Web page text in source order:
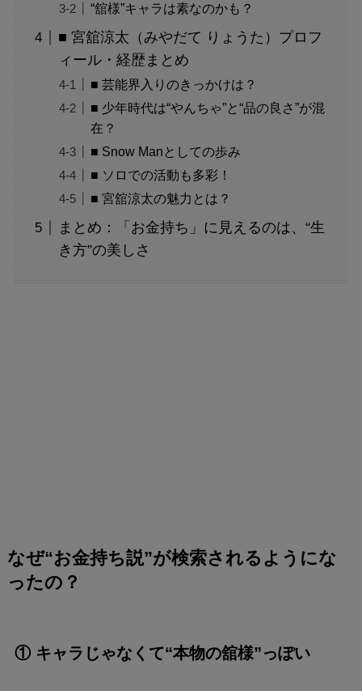
“舘様”キャラは素なのかも？
■ 宮舘涼太（みやだて りょうた）プロフ
ィール・経歴まとめ
■ 芸能界入りのきっかけは？
■ 少年時代は“やんちゃ”と“品の良さ”が混
在？
■ Snow Manとしての歩み
■ ソロでの活動も多彩！
■ 宮舘涼太の魅力とは？
まとめ：「お金持ち」に見えるのは、“生
き方”の美しさ
なぜ“お金持ち説”が検索されるようにな
ったの？
① キャラじゃなくて“本物の舘様”っぽい